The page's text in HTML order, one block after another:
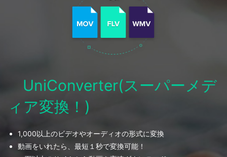
UniConverter(スーパーメデ
ィア変換！)
1,000以上のビデオやオーディオの形式に変換
動画をいれたら、最短１秒で変換可能！